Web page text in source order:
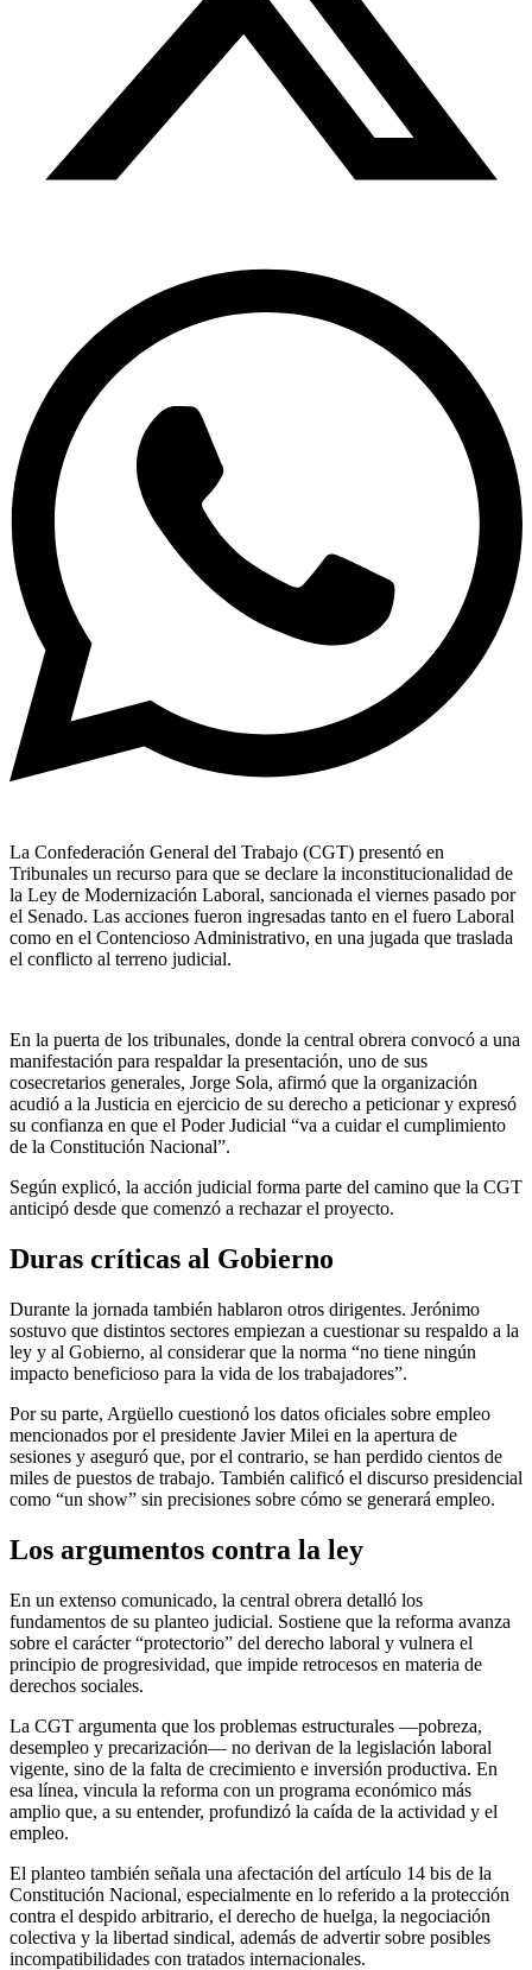
La Confederación General del Trabajo (CGT) presentó en
Tribunales un recurso para que se declare la inconstitucionalidad de
la Ley de Modernización Laboral, sancionada el viernes pasado por
el Senado. Las acciones fueron ingresadas tanto en el fuero Laboral
como en el Contencioso Administrativo, en una jugada que traslada
el conflicto al terreno judicial.
En la puerta de los tribunales, donde la central obrera convocó a una
manifestación para respaldar la presentación, uno de sus
cosecretarios generales, Jorge Sola, afirmó que la organización
acudió a la Justicia en ejercicio de su derecho a peticionar y expresó
su confianza en que el Poder Judicial “va a cuidar el cumplimiento
de la Constitución Nacional”.
Según explicó, la acción judicial forma parte del camino que la CGT
anticipó desde que comenzó a rechazar el proyecto.
Duras críticas al Gobierno
Durante la jornada también hablaron otros dirigentes. Jerónimo
sostuvo que distintos sectores empiezan a cuestionar su respaldo a la
ley y al Gobierno, al considerar que la norma “no tiene ningún
impacto beneficioso para la vida de los trabajadores”.
Por su parte, Argüello cuestionó los datos oficiales sobre empleo
mencionados por el presidente Javier Milei en la apertura de
sesiones y aseguró que, por el contrario, se han perdido cientos de
miles de puestos de trabajo. También calificó el discurso presidencial
como “un show” sin precisiones sobre cómo se generará empleo.
Los argumentos contra la ley
En un extenso comunicado, la central obrera detalló los
fundamentos de su planteo judicial. Sostiene que la reforma avanza
sobre el carácter “protectorio” del derecho laboral y vulnera el
principio de progresividad, que impide retrocesos en materia de
derechos sociales.
La CGT argumenta que los problemas estructurales —pobreza,
desempleo y precarización— no derivan de la legislación laboral
vigente, sino de la falta de crecimiento e inversión productiva. En
esa línea, vincula la reforma con un programa económico más
amplio que, a su entender, profundizó la caída de la actividad y el
empleo.
El planteo también señala una afectación del artículo 14 bis de la
Constitución Nacional, especialmente en lo referido a la protección
contra el despido arbitrario, el derecho de huelga, la negociación
colectiva y la libertad sindical, además de advertir sobre posibles
incompatibilidades con tratados internacionales.